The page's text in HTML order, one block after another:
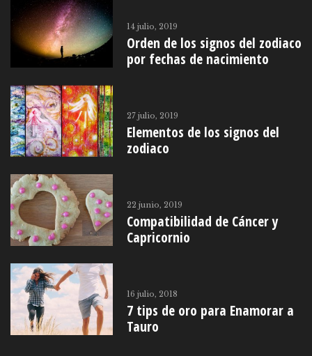
14 julio, 2019
Orden de los signos del zodiaco
por fechas de nacimiento
27 julio, 2019
Elementos de los signos del
zodiaco
22 junio, 2019
Compatibilidad de Cáncer y
Capricornio
16 julio, 2018
7 tips de oro para Enamorar a
Tauro